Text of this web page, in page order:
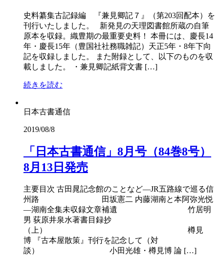
史料纂集古記録編 『兼見卿記７』（第203回配本）を
刊行いたしました。 新発見の天理図書館所蔵の自筆
原本を収録。織豊期の最重要史料！ 本冊には、慶長14
年・慶長15年（豊国社社務職雑記）天正5年・8年下向
記を収録しました。 また附録として、以下のものを収
載しました。 ・兼見卿記紙背文書 […]
続きを読む
日本古書通信
2019/08/8
「日本古書通信」8月号（84巻8号）
8月13日発売
主要目次 古田晁記念館のことなど―JR五路線で巡る信
州路 田坂憲二 内藤湖南と本阿弥光悦
―湖南全集未収録文章補遺 竹居明
男 荻原井泉水著書目録抄
（上） 樽見
博 『古本屋散策』刊行を記念して（対
談） 小田光雄・樽見博 論 […]